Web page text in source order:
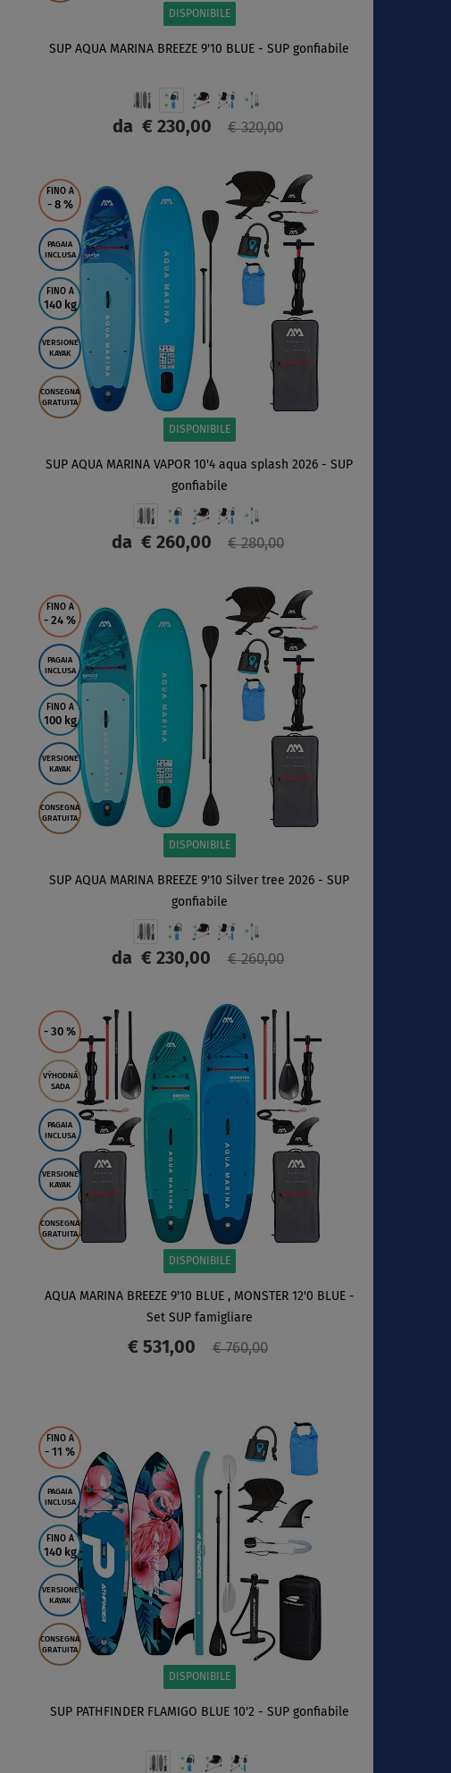
DISPONIBILE
SUP AQUA MARINA BREEZE 9'10 BLUE - SUP gonfiabile
da € 230,00 € 320,00
FINO A
- 8 %
PAGAIA
INCLUSA
FINO A
140 kg
VERSIONE
KAYAK
CONSEGNA
GRATUITA
DISPONIBILE
SUP AQUA MARINA VAPOR 10'4 aqua splash 2026 - SUP
gonfiabile
da € 260,00 € 280,00
FINO A
- 24 %
PAGAIA
INCLUSA
FINO A
100 kg
VERSIONE
KAYAK
CONSEGNA
GRATUITA
DISPONIBILE
SUP AQUA MARINA BREEZE 9'10 Silver tree 2026 - SUP
gonfiabile
da€ 230,00 € 260,00
SCHERMO
- 30 %
VÝHODNÁ
SADA
PAGAIA
INCLUSA
VERSIONE
KAYAK
CONSEGNA
GRATUITA
DISPONIBILE
AQUA MARINA BREEZE 9'10 BLUE , MONSTER 12'0 BLUE -
Set SUP famigliare
€ 531,00 € 760,00
FINO A
- 11 %
PAGAIA
INCLUSA
FINO A
140 kg
VERSIONE
KAYAK
CONSEGNA
GRATUITA
DISPONIBILE
SUP PATHFINDER FLAMIGO BLUE 10'2 - SUP gonfiabile